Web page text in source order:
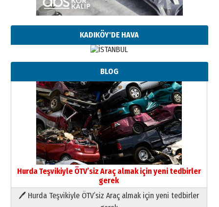
KADIKÖY'DE HAVA
BLOG
Hurda Teşvikiyle ÖTV’siz Araç almak için yeni tedbirler
gerek
🖊 Hurda Teşvikiyle ÖTV’siz Araç almak için yeni tedbirler